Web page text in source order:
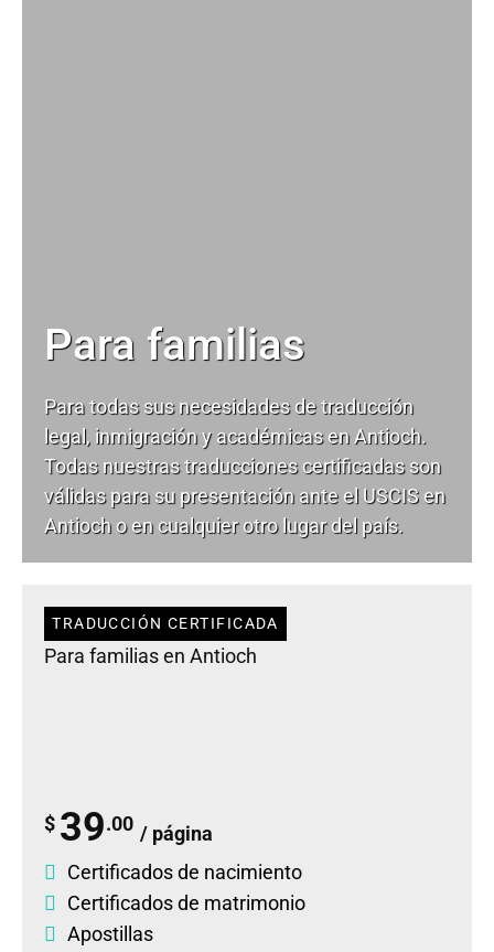
Para familias
Para todas sus necesidades detraducción
legal, inmigración y académicas en Antioch.
Todas nuestras traducciones certificadas son
válidas para su presentación ante el USCIS en
Antioch o en cualquier otro lugar del país.
TRADUCCIÓN CERTIFICADA
Para familias en Antioch
$ 39.00 / página
Certificados de nacimiento
Certificados de matrimonio
Apostillas